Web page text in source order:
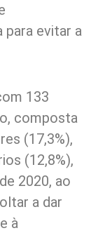
para evitar a
133
composta
(17,3%),
(12,8%),
2020, ao
a dar
à